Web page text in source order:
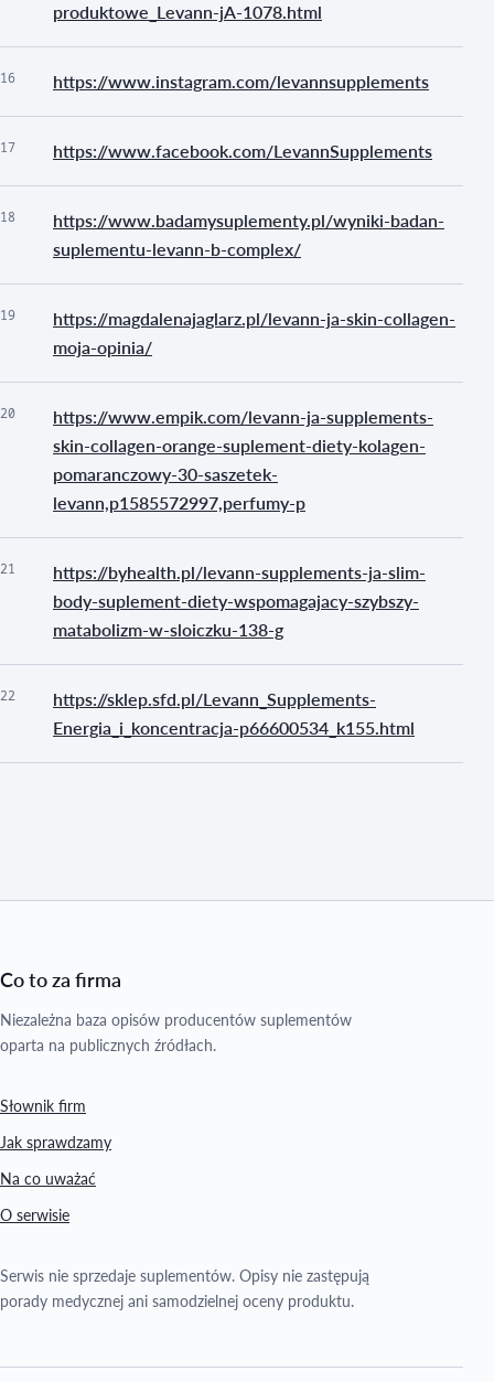
produktowe_Levann-jA-1078.html
16 https://www.instagram.com/levannsupplements
17 https://www.facebook.com/LevannSupplements
18
https://www.badamysuplementy.pl/wyniki-badan-
suplementu-levann-b-complex/
19
https://magdalenajaglarz.pl/levann-ja-skin-collagen-
moja-opinia/
20
https://www.empik.com/levann-ja-supplements-
skin-collagen-orange-suplement-diety-kolagen-
pomaranczowy-30-saszetek-
levann,p1585572997,perfumy-p
21
https://byhealth.pl/levann-supplements-ja-slim-
body-suplement-diety-wspomagajacy-szybszy-
matabolizm-w-sloiczku-138-g
22
https://sklep.sfd.pl/Levann_Supplements-
Energia_i_koncentracja-p66600534_k155.html
Co to za firma
Niezależna baza opisów producentów suplementów
oparta na publicznych źródłach.
Słownik firm
Jak sprawdzamy
Na co uważać
O serwisie
Serwis nie sprzedaje suplementów. Opisy nie zastępują
porady medycznej ani samodzielnej oceny produktu.